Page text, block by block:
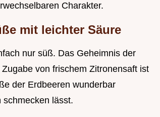
Charakter.
mit leichter Säure
nur süß. Das Geheimnis der
von frischem Zitronensaft ist
der Erdbeeren wunderbar
lässt.